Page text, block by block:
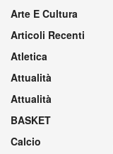
Arte E Cultura
Articoli Recenti
Atletica
Attualità
Attualità
BASKET
Calcio